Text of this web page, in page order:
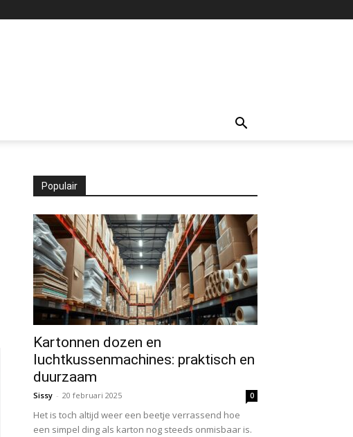
Populair
Kartonnen dozen en
luchtkussenmachines: praktisch en
duurzaam
Sissy - 20 februari 2025 0
Het is toch altijd weer een beetje verrassend hoe
een simpel ding als karton nog steeds onmisbaar is.